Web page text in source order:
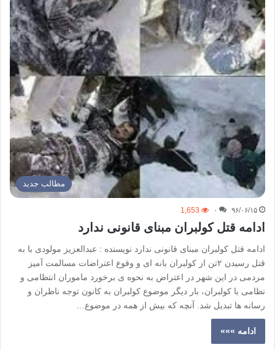
مطالب جدید
۹۶/۰۶/۱۵ ۰ 1,653
ادامه قتل کولبران مبنای قانونی ندارد
ادامه قتل کولبران مبنای قانونی ندارد نویسنده : عبدالعزیز مولودی با به
قتل رسیدن ۲تن از کولبران بانه ای و وقوع اعتراضات مسالمت آمیز
مردمی در این شهر در اعتراض به نحوه ی برخورد ماموران انتظامی و
نظامی با کولبران، بار دیگر موضوع کولبران به کانون توجه ناظران و
رسانه ها تبدیل شد. آنچه که بیش از همه در موضوع…
ادامه »»»